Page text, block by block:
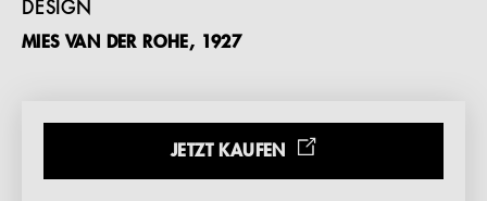
DE
DESIGN
MIES VAN DER ROHE, 1927
JETZT KAUFEN